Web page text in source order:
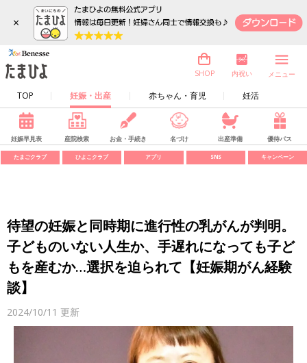
×
TOP 妊娠・出産 赤ちゃん・育児 妊活
SHOP 内祝い メニュー
妊娠早見表 産院検索 お金・手続き 名づけ 出産準備 優待パス
たまごクラブ ひよこクラブ アプリ SNS キャンペーン
待望の妊娠と同時期に進行性の乳がんが判明。
子どものいない人生か、手遅れになっても子ど
もを産むか…選択を迫られて【妊娠期がん経験
談】
2024/10/11 更新